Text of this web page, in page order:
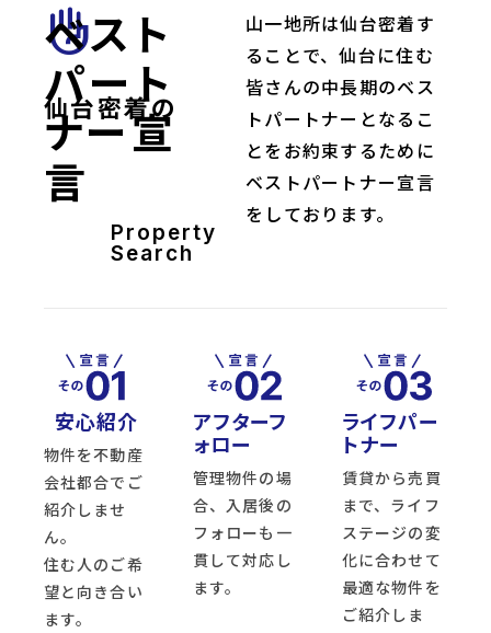
front_hand
仙台密着の
ベスト
パート
ナー宣
言
Property
Search
山一地所は仙台密着す
ることで、仙台に住む
皆さんの中長期のベス
トパートナーとなるこ
とをお約束するために
ベストパートナー宣言
をしております。
安心紹介
物件を不動産
会社都合でご
紹介しませ
ん。
住む人のご希
望と向き合い
ます。
アフターフ
ォロー
管理物件の場
合、入居後の
フォローも一
貫して対応し
ます。
ライフパー
トナー
賃貸から売買
まで、ライフ
ステージの変
化に合わせて
最適な物件を
ご紹介しま